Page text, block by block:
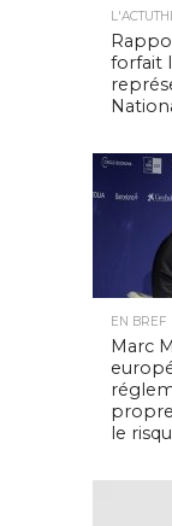
forfait
EN BREF
Marc
le